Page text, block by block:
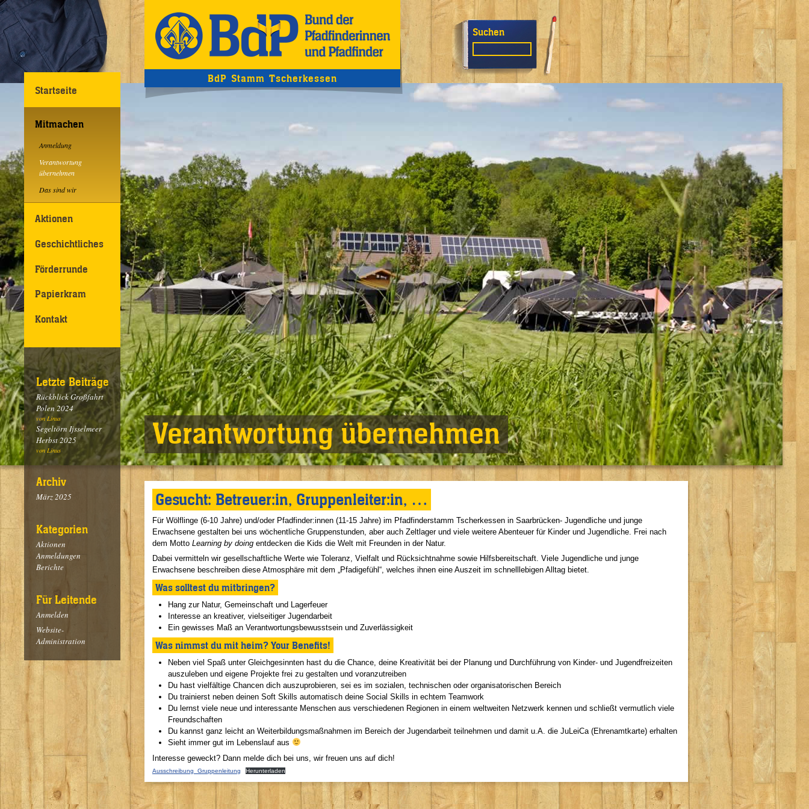
BdP Stamm Tscherkessen
Suchen
Startseite
Mitmachen
Anmeldung
Verantwortung
übernehmen
Das sind wir
Aktionen
Geschichtliches
Förderrunde
Papierkram
Kontakt
Letzte Beiträge
Rückblick Großfahrt
Polen 2024
von Linus
Segeltörn Ijsselmeer
Herbst 2025
von Linus
Archiv
März 2025
Kategorien
Aktionen
Anmeldungen
Berichte
Für Leitende
Anmelden
Website-
Administration
Verantwortung übernehmen
Gesucht: Betreuer:in, Gruppenleiter:in, …
Für Wölflinge (6-10 Jahre) und/oder Pfadfinder:innen (11-15 Jahre) im Pfadfinderstamm Tscherkessen in Saarbrücken- Jugendliche und junge
Erwachsene gestalten bei uns wöchentliche Gruppenstunden, aber auch Zeltlager und viele weitere Abenteuer für Kinder und Jugendliche. Frei nach
dem Motto Learning by doing entdecken die Kids die Welt mit Freunden in der Natur.
Dabei vermitteln wir gesellschaftliche Werte wie Toleranz, Vielfalt und Rücksichtnahme sowie Hilfsbereitschaft. Viele Jugendliche und junge
Erwachsene beschreiben diese Atmosphäre mit dem „Pfadigefühl“, welches ihnen eine Auszeit im schnelllebigen Alltag bietet.
Was solltest du mitbringen?
Hang zur Natur, Gemeinschaft und Lagerfeuer
Interesse an kreativer, vielseitiger Jugendarbeit
Ein gewisses Maß an Verantwortungsbewusstsein und Zuverlässigkeit
Was nimmst du mit heim? Your Benefits!
Neben viel Spaß unter Gleichgesinnten hast du die Chance, deine Kreativität bei der Planung und Durchführung von Kinder- und Jugendfreizeiten
auszuleben und eigene Projekte frei zu gestalten und voranzutreiben
Du hast vielfältige Chancen dich auszuprobieren, sei es im sozialen, technischen oder organisatorischen Bereich
Du trainierst neben deinen Soft Skills automatisch deine Social Skills in echtem Teamwork
Du lernst viele neue und interessante Menschen aus verschiedenen Regionen in einem weltweiten Netzwerk kennen und schließt vermutlich viele
Freundschaften
Du kannst ganz leicht an Weiterbildungsmaßnahmen im Bereich der Jugendarbeit teilnehmen und damit u.A. die JuLeiCa (Ehrenamtkarte) erhalten
Sieht immer gut im Lebenslauf aus
Interesse geweckt? Dann melde dich bei uns, wir freuen uns auf dich!
Ausschreibung_Gruppenleitung Herunterladen